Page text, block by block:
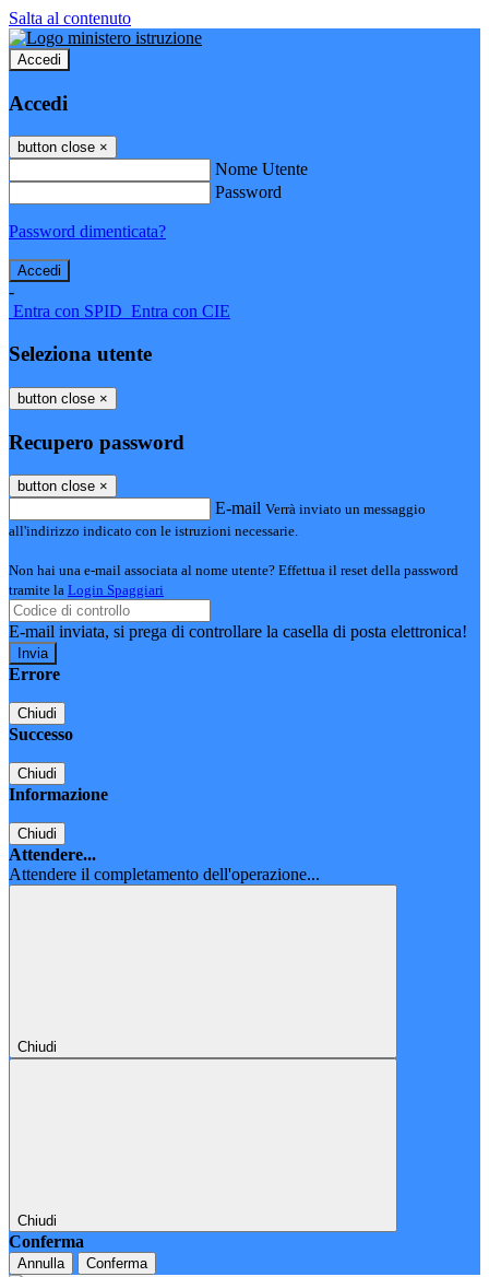
Salta al contenuto
Accedi
Accedi
button close ×
Nome Utente
Password
Password dimenticata?
-
Entra con SPID Entra con CIE
Seleziona utente
button close ×
Recupero password
button close ×
E-mail Verrà inviato un messaggio
all'indirizzo indicato con le istruzioni necessarie.
Non hai una e-mail associata al nome utente? Effettua il reset della password
tramite la Login Spaggiari
E-mail inviata, si prega di controllare la casella di posta elettronica!
Errore
Chiudi
Successo
Chiudi
Informazione
Chiudi
Attendere...
Attendere il completamento dell'operazione...
Chiudi
Chiudi
Conferma
Annulla Conferma